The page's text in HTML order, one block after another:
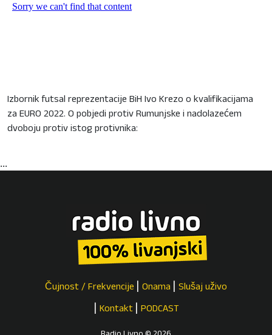
Izbornik futsal reprezentacije BiH Ivo Krezo o kvalifikacijama
za EURO 2022. O pobjedi protiv Rumunjske i nadolazećem
dvoboju protiv istog protivnika:
...
Čujnost / Frekvencije Onama Slušaj uživo
Kontakt PODCAST